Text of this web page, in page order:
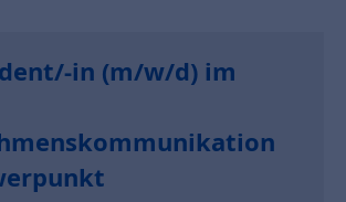
in (m/w/d) im